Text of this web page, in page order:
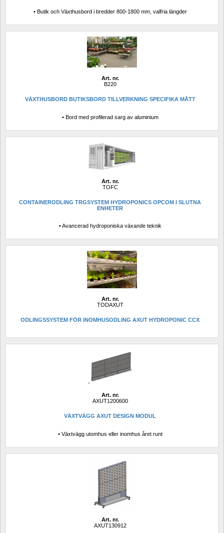
• Butik och Växthusbord i bredder 800-1800 mm, valfria längder
Art. nr.
B220
VÄXTHUSBORD BUTIKSBORD TILLVERKNING SPECIFIKA MÅTT
• Bord med profilerad sarg av aluminium
Art. nr.
TOFC
CONTAINERODLING TRGSYSTEM HYDROPONICS OPCOM I SLUTNA
ENHETER
• Avancerad hydroponiska växande teknik
Art. nr.
TODAXUT
ODLINGSSYSTEM FÖR INOMHUSODLING AXUT HYDROPONIC CCX
Art. nr.
AXUT1200600
VÄXTVÄGG AXUT DESIGN MODUL
• Växtvägg utomhus eller inomhus året runt
Art. nr.
AXUT130912